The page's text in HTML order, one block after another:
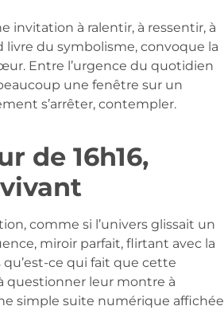
invitation à ralentir, à ressentir, à
du symbolisme, convoque la
Entre l’urgence du quotidien
une fenêtre sur un
s’arrêter, contempler.
de 16h16,
comme si l’univers glissait un
miroir parfait, flirtant avec la
ce qui fait que cette
questionner leur montre à
simple suite numérique affichée